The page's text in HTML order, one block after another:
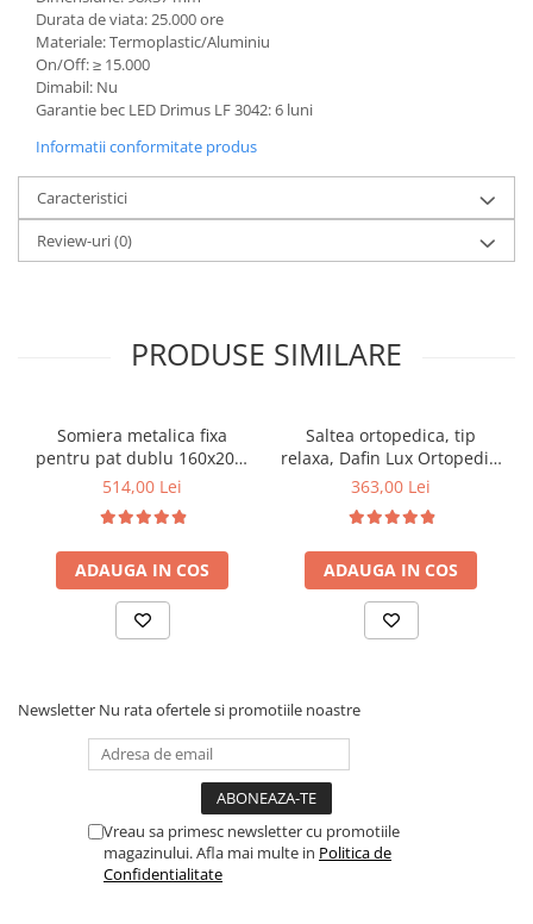
Durata de viata: 25.000 ore
Materiale: Termoplastic/Aluminiu
On/Off:≥ 15.000
Dimabil: Nu
Garantie bec LED Drimus LF 3042: 6 luni
Informatii conformitate produs
Caracteristici
Review-uri(0)
PRODUSE SIMILARE
Somiera metalica fixa
pentru pat dublu 160x200,
6 picioare, 32 lamele lemn
saltea ferm, negru
514,00 Lei
ADAUGA IN COS
Saltea ortopedica, tip
relaxa, Dafin Lux Ortopedic,
90x200x21cm, fermitate
tip Bonell, fata vara-iarna,
sistem de aerisire cu
butoni, Salt Confort
363,00 Lei
ADAUGA IN COS
Newsletter Nu rata ofertele si promotiile noastre
Vreau sa primesc newsletter cu promotiile
magazinului. Afla mai multe in Politica de
Confidentialitate